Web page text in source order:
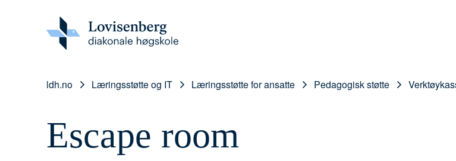
ldh.no Læringsstøtte og IT Læringsstøtte for ansatte Pedagogisk støtte
Escape room